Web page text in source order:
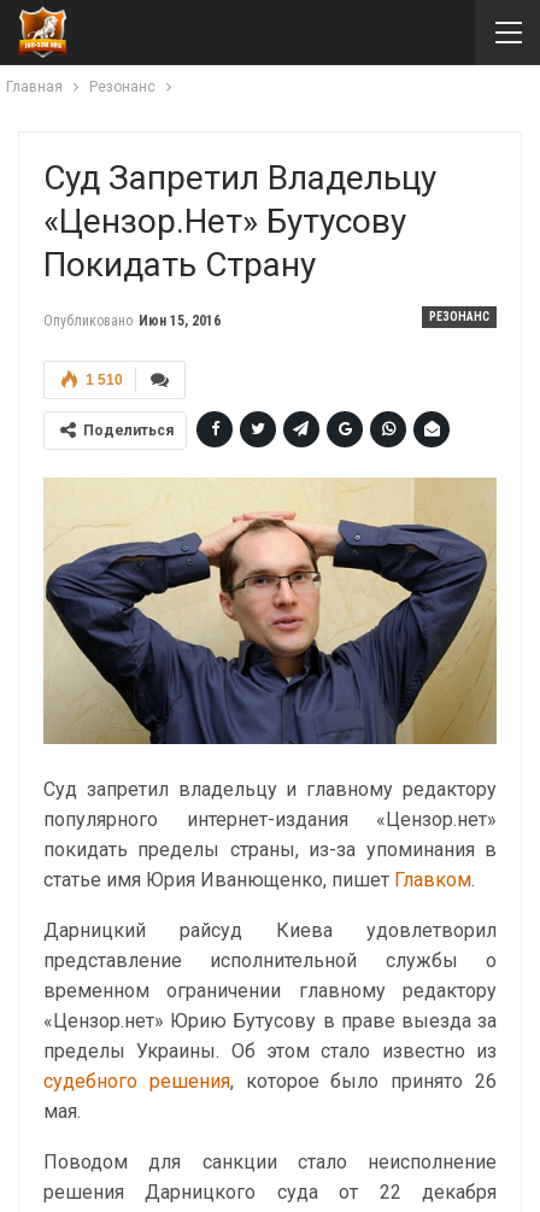
Главная Резонанс
Суд Запретил Владельцу
«Цензор.нет» Бутусову
Покидать Страну
РЕЗОНАНС
Опубликовано Июн 15, 2016
1 510
Поделиться
Суд запретил владельцу и главному редактору
популярного интернет-издания «Цензор.нет»
покидать пределы страны, из-за упоминания в
статье имя Юрия Иванющенко, пишет Главком.
Дарницкий райсуд Киева удовлетворил
представление исполнительной службы о
временном ограничении главному редактору
«Цензор.нет» Юрию Бутусову в праве выезда за
пределы Украины. Об этом стало известно из
судебного решения, которое было принято 26
мая.
Поводом для санкции стало неисполнение
решения Дарницкого суда от 22 декабря